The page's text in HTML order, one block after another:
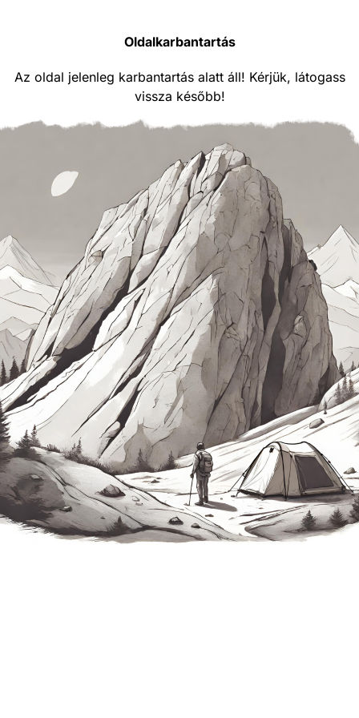
Oldalkarbantartás
Az oldal jelenleg karbantartás alatt áll! Kérjük, látogass
vissza később!